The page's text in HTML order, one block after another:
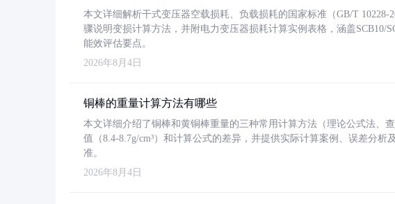
本文详细解析干式变压器空载损耗、负载损耗的国家标准（GB/T 10228-
骤说明变损计算方法，并附电力变压器损耗计算实例表格，涵盖SCB10/
能效评估要点。
2026年8月4日
铜棒的重量计算方法有哪些
本文详细介绍了铜棒和黄铜棒重量的三种常用计算方法（理论公式法、
值（8.4-8.7g/cm³）和计算公式的差异，并提供实际计算案例、误差分析
准。
2026年8月4日